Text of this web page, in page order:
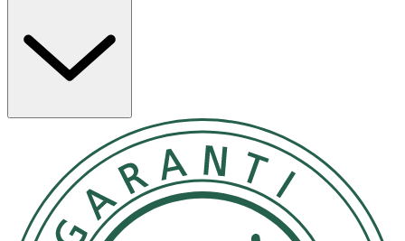
Milt parfymerad. Följ anvisningarna på
produkten/bruksanvisningen.
- Applicera ett tunt lager och massera försiktigt in i
huden. För bästa resultat, applicera dagligen på morgon
och kväll max två gånger per dag.
- Förvara ej produkten över 25°C.
Innehå ll